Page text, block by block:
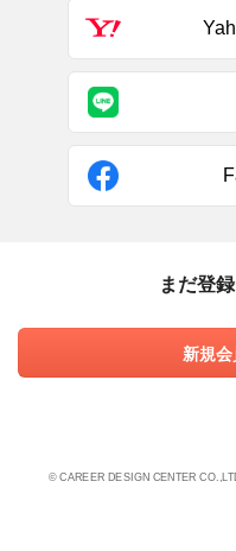
まだ登
新規会
© CAREER DESIGN CENTER